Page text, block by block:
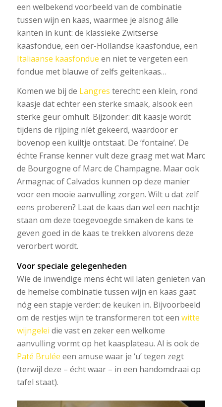
een welbekend voorbeeld van de combinatie
tussen wijn en kaas, waarmee je alsnog álle
kanten in kunt: de klassieke Zwitserse
kaasfondue, een oer-Hollandse kaasfondue, een
Italiaanse kaasfondue en niet te vergeten een
fondue met blauwe of zelfs geitenkaas…
Komen we bij de Langres terecht: een klein, rond
kaasje dat echter een sterke smaak, alsook een
sterke geur omhult. Bijzonder: dit kaasje wordt
tijdens de rijping níét gekeerd, waardoor er
bovenop een kuiltje ontstaat. De ‘fontaine’. De
échte Franse kenner vult deze graag met wat Marc
de Bourgogne of Marc de Champagne. Maar ook
Armagnac of Calvados kunnen op deze manier
voor een mooie aanvulling zorgen. Wilt u dat zelf
eens proberen? Laat de kaas dan wel een nachtje
staan om deze toegevoegde smaken de kans te
geven goed in de kaas te trekken alvorens deze
verorbert wordt.
Voor speciale gelegenheden
Wie de inwendige mens écht wil laten genieten van
de hemelse combinatie tussen wijn en kaas gaat
nóg een stapje verder: de keuken in. Bijvoorbeeld
om de restjes wijn te transformeren tot een witte
wijngelei die vast en zeker een welkome
aanvulling vormt op het kaasplateau. Al is ook de
Paté Brulée een amuse waar je ‘u’ tegen zegt
(terwijl deze – écht waar – in een handomdraai op
tafel staat).